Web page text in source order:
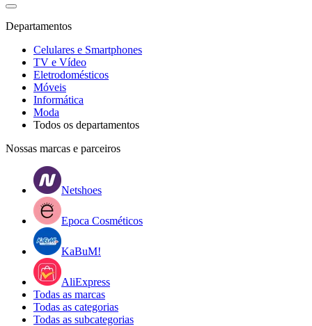
Departamentos
Celulares e Smartphones
TV e Vídeo
Eletrodomésticos
Móveis
Informática
Moda
Todos os departamentos
Nossas marcas e parceiros
Netshoes
Epoca Cosméticos
KaBuM!
AliExpress
Todas as marcas
Todas as categorias
Todas as subcategorias